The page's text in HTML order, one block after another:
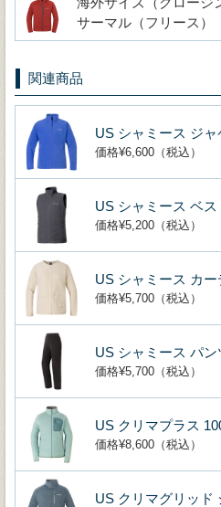
サーマル（フリース）
関連商品
US シャミース ジ
価格¥6,600（税込）
US シャミース ベ
価格¥5,200（税込）
US シャミース カ
価格¥5,700（税込）
US シャミース パ
価格¥5,700（税込）
US クリマプラス
価格¥8,600（税込）
US クリマグリッド